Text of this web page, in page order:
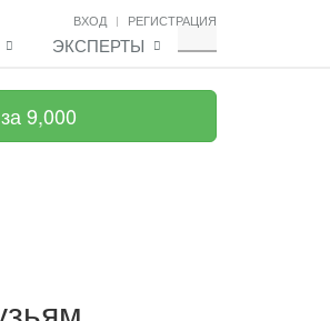
ВХОД РЕГИСТРАЦИЯ
ЭКСПЕРТЫ
9,000